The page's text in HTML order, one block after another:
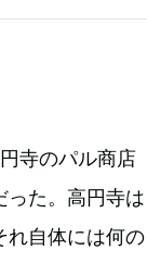
寺のパル商店
った。高円寺は
れ自体には何の